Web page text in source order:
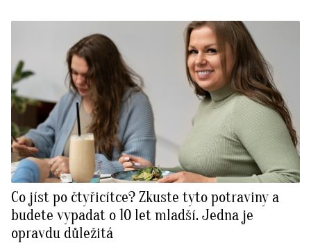
Co jíst po čtyřicítce? Zkuste tyto potraviny a
budete vypadat o 10 let mladší. Jedna je
opravdu důležitá